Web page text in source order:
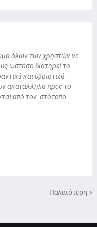
όλων των χρηστών να
ωστόσο διατηρεί το
και υβριστικά
ακατάλληλα προς το
από τον ιστότοπο.
Παλαιότερη